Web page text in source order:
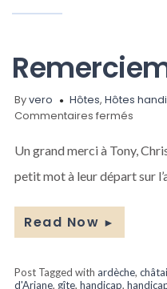
Byvero Hôtes,Hôtes
Commentaires fermés
Un grand merci à Tony,
petit mot à leur départ sur
Read Now ►
Post Tagged withardèche,
d'Ariane, gîte,handicap,